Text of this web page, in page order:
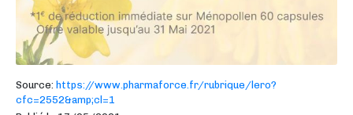
Source: https://www.pharmaforce.fr/rubrique/lero?
cfc=2552&amp;cl=1